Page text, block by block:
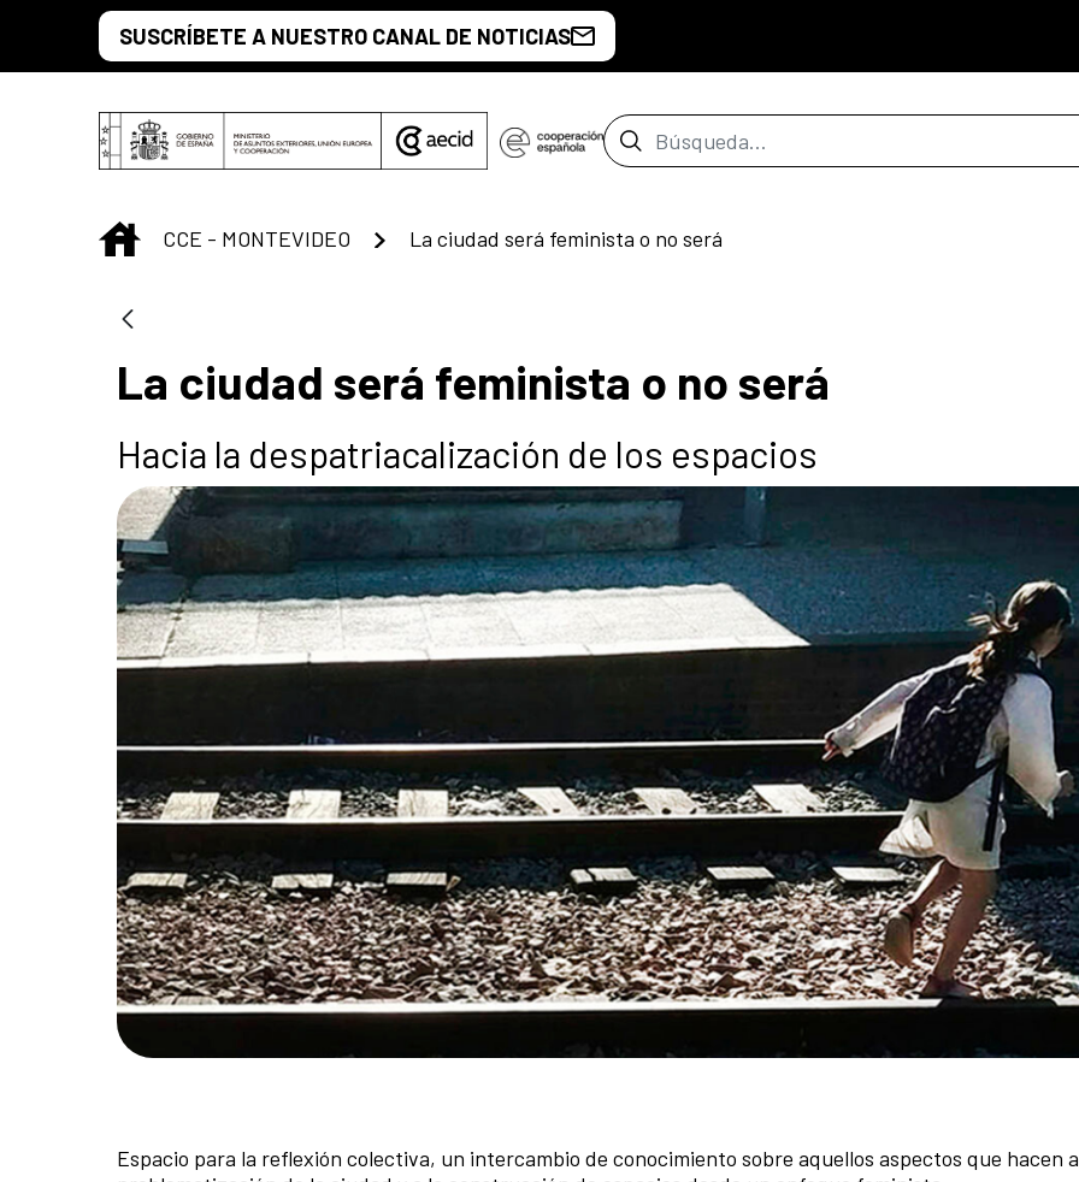
Saltar al contenido principal
SUSCRÍBETE A NUESTRO CANAL DE NOTICIAS
Barra de búsqueda
INICIO
CCE - MONTEVIDEO La ciudad será feminista o no será
La ciudad será feminista o no será
Hacia la despatriacalización de los espacios
Espacio para la reflexión colectiva, un intercambio de conocimiento sobre aquellos aspectos que hacen